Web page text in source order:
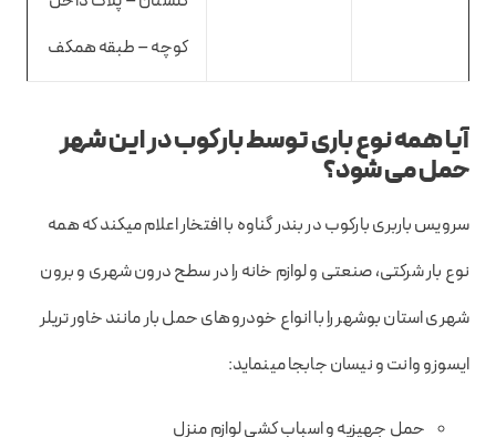
کوچه – طبقه همکف
آیا همه نوع باری توسط بارکوب در این شهر
حمل می شود؟
سرویس باربری بارکوب در بندر گناوه با افتخار اعلام میکند که همه
نوع بار شرکتی، صنعتی و لوازم خانه را در سطح درون شهری و برون
شهری استان بوشهر را با انواع خودروهای حمل بار مانند خاور تریلر
ایسوزو وانت و نیسان جابجا مینماید:
حمل جهیزیه و اسباب کشی لوازم منزل